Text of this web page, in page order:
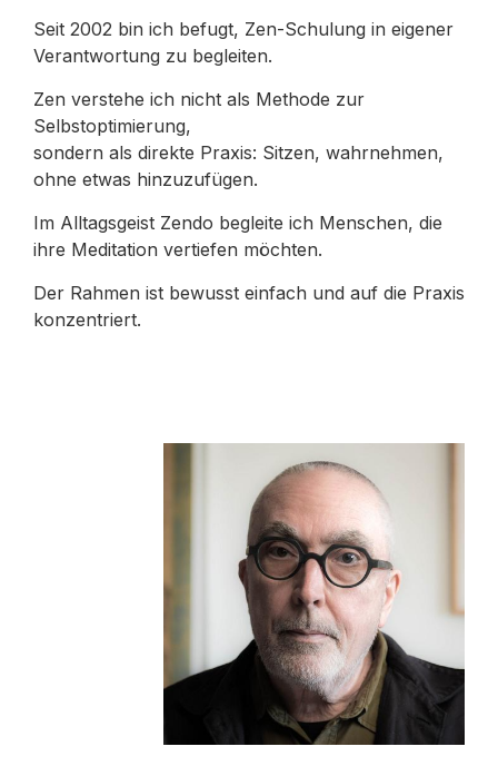
Seit 2002 bin ich befugt, Zen-Schulung in eigener
Verantwortung zu begleiten.
Zen verstehe ich nicht als Methode zur
Selbstoptimierung,
sondern als direkte Praxis: Sitzen, wahrnehmen,
ohne etwas hinzuzufügen.
Im Alltagsgeist Zendo begleite ich Menschen, die
ihre Meditation vertiefen möchten.
Der Rahmen ist bewusst einfach und auf die Praxis
konzentriert.